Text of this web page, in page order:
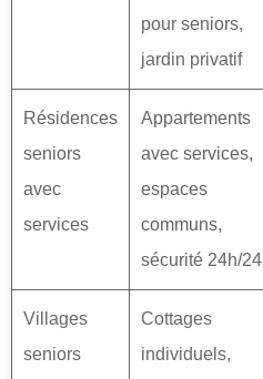
pour seniors,
jardin privatif
Résidences
seniors
avec
services
Appartements
avec services,
espaces
communs,
sécurité 24h/24
Villages
seniors
Cottages
individuels,